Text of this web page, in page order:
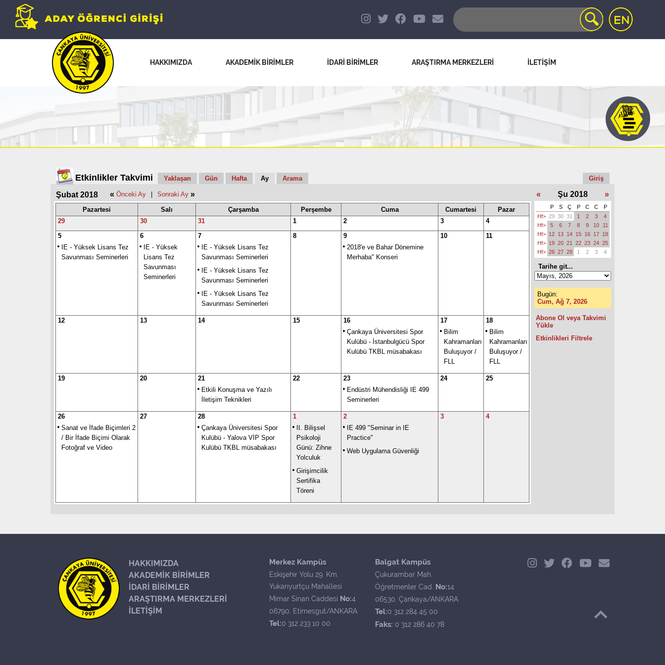
HAKKIMIZDA AKADEMİK BİRİMLER İDARİ BİRİMLER ARAŞTIRMA MERKEZLERİ İLETİŞİM
Etkinlikler Takvimi Yaklaşan Gün Hafta Ay Arama Giriş
Şubat 2018 « Önceki Ay Sonraki Ay »
Pazartesi Salı Çarşamba Perşembe Cuma Cumartesi
Pazar
29
30 31 1 2 3
4
5
IE - Yüksek Lisans Tez
Savunması Seminerleri
6
IE - Yüksek
Lisans Tez
Savunması
Seminerleri
7
IE - Yüksek Lisans Tez
Savunması Seminerleri
IE - Yüksek Lisans Tez
Savunması Seminerleri
IE - Yüksek Lisans Tez
Savunması Seminerleri
8
9
2018'e ve Bahar Dönemine
Merhaba" Konseri
10 11
12 13 14 15
16
Çankaya Üniversitesi Spor
Kulübü - İstanbulgücü Spor
Kulübü TKBL müsabakası
17
Bilim
Kahramanları
Buluşuyor /
FLL
18
Bilim
Kahramanları
Buluşuyor /
FLL
19 20
21
Etkili Konuşma ve Yazılı
İletişim Teknikleri
22
23
Endüstri Mühendisliği IE 499
Seminerleri
24 25
26
Sanat ve İfade Biçimleri 2
/ Bir İfade Biçimi Olarak
Fotoğraf ve Video
27
28
Çankaya Üniversitesi Spor
Kulübü - Yalova VİP Spor
Kulübü TKBL müsabakası
1
II. Bilişsel
Psikoloji
Günü: Zihne
Yolculuk
Girişimcilik
Sertifika
Töreni
2
IE 499 "Seminar in IE
Practice"
Web Uygulama Güvenliği
3 4
« Şu 2018 »
P S Ç P C C
P
Hf> 29 30 31 1 2 3
4
Hf>
5 6 7 8 9 10
11
Hf> 12 13 14 15 16 17 18
Hf> 19 20 21 22 23 24 25
Hf> 26 27 28 1 2 3 4
Tarihe git...
Bugün:
Cum, Ağ 7, 2026
Abone Ol veya Takvimi
Yükle
Etkinlikleri Filtrele
HAKKIMIZDA
AKADEMİK BİRİMLER
İDARİ BİRİMLER
ARAŞTIRMA MERKEZLERİ
İLETİŞİM
Merkez Kampüs
Eskişehir Yolu 29. Km.
Yukarıyurtçu Mahallesi
Mimar Sinan Caddesi No:4
06790, Etimesgut/ANKARA
Tel:0 312 233 10 00
Balgat Kampüs
Çukurambar Mah.
Öğretmenler Cad. No:14
06530, Çankaya/ANKARA
Tel:0 312 284 45 00
Faks: 0 312 286 40 78